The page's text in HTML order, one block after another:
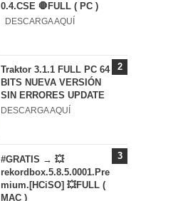
0.4.CSE 🛑FULL ( PC )
DESCARGA AQUÍ
Traktor 3.1.1 FULL PC 64
BITS NUEVA VERSIÓN
SIN ERRORES UPDATE
DESCARGA AQUÍ
#GRATIS → 💥
rekordbox.5.8.5.0001.Pre
mium.[HCiSO] 💥FULL (
MAC )